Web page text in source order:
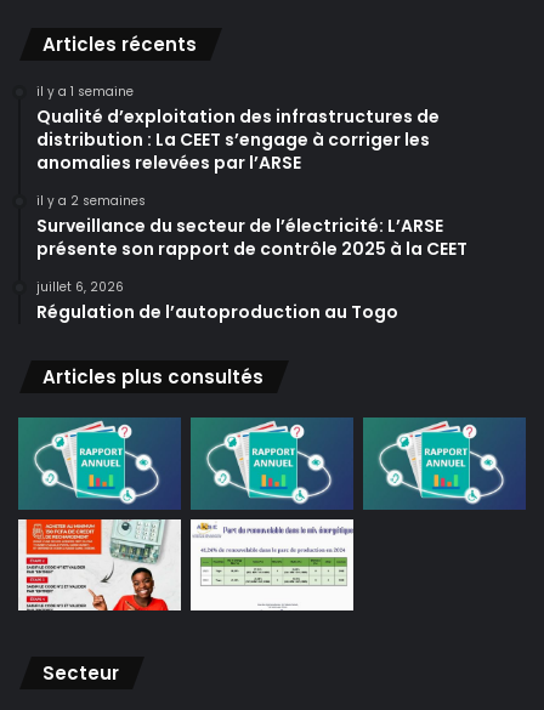
Articles récents
il y a 1 semaine
Qualité d’exploitation des infrastructures de
distribution : La CEET s’engage à corriger les
anomalies relevées par l’ARSE
il y a 2 semaines
Surveillance du secteur de l’électricité: L’ARSE
présente son rapport de contrôle 2025 à la CEET
juillet 6, 2026
Régulation de l’autoproduction au Togo
Articles plus consultés
Secteur